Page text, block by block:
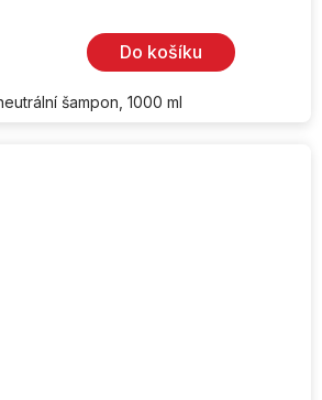
Do košíku
šampon, 1000 ml